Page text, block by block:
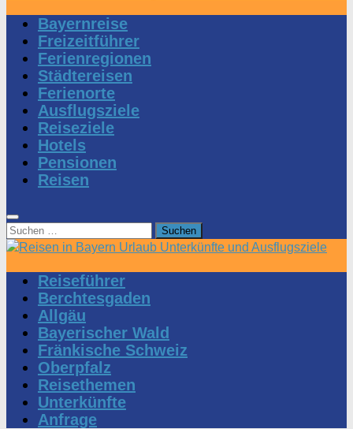
Bayernreise
Freizeitführer
Ferienregionen
Städtereisen
Ferienorte
Ausflugsziele
Reiseziele
Hotels
Pensionen
Reisen
Suchen
nach:
Reiseführer
Berchtesgaden
Allgäu
Bayerischer Wald
Fränkische Schweiz
Oberpfalz
Reisethemen
Unterkünfte
Anfrage